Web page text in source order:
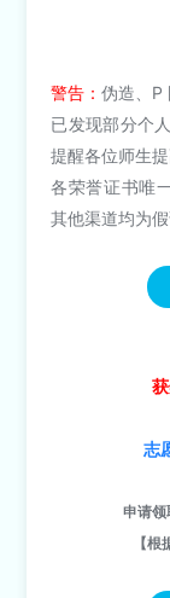
警告：伪造、P
已发现部分个
提醒各位师生
各荣誉证书唯
其他渠道均为假
志
申请领
【